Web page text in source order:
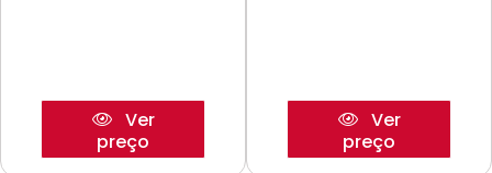
Ver
preço
Ver
preço